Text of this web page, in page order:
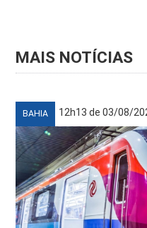
MAIS NOTÍCIAS
BAHIA 12h13 de 03/08/